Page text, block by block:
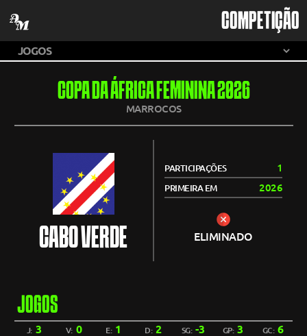
COMPETIÇÃO
COPA DA ÁFRICA FEMININA 2026
MARROCOS
CABO VERDE
PARTICIPAÇÕES 1
PRIMEIRA EM 2026
ELIMINADO
JOGOS
J: 3 V: 0 E: 1 D:2 SG:-3 GP: 3 GC: 6